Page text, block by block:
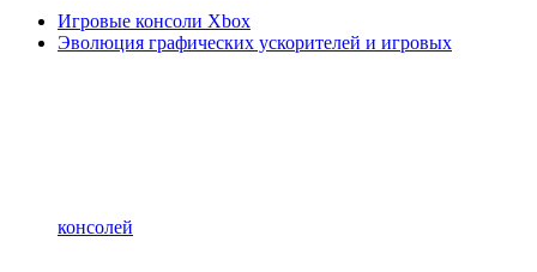
Игровые консоли Xbox
Эволюция графических ускорителей и игровых
консолей